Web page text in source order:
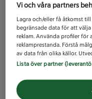
Vi och våra partners
Lagra och/eller få åtkomst
begränsade data för att
reklam. Använda profiler för
reklamprestanda. Förstå
av data från olika källor.
Lista över partner